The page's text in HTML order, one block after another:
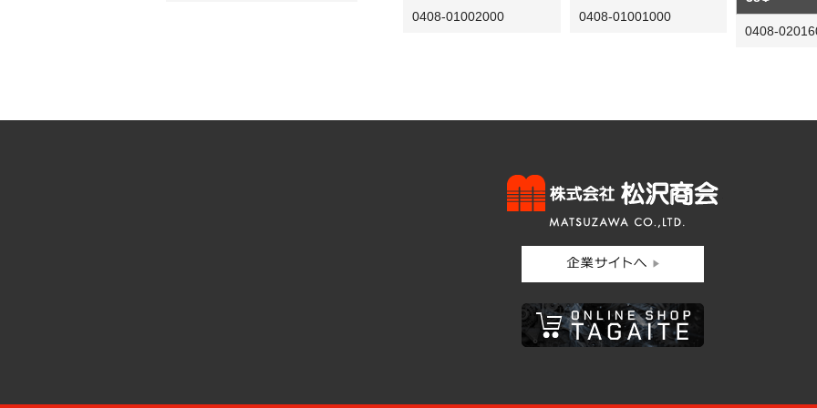
0408-01002000 0408-01001000
0408-